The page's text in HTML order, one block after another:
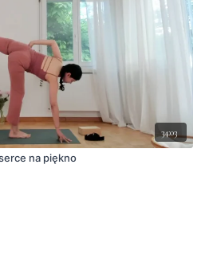
34:03
na piękno